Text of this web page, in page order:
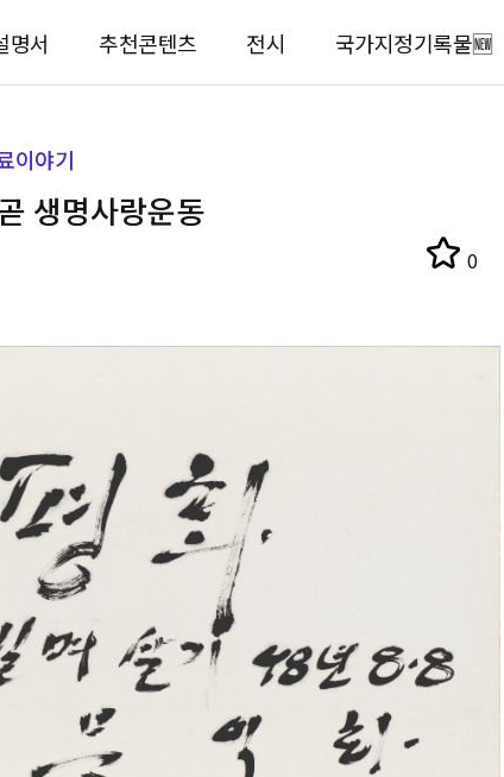
명서 추천콘텐츠 전시 국가지정기록물🆕
이야기
생명사랑운동
0